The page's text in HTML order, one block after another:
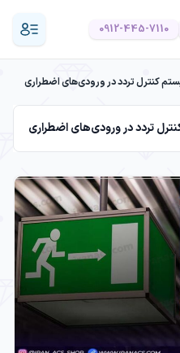
0912-445-7110
کنترل تردد در ورودی‌های اضطراری
تردد در ورودی‌های اضطراری